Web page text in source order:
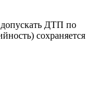
допускать ДТП по
сохраняется